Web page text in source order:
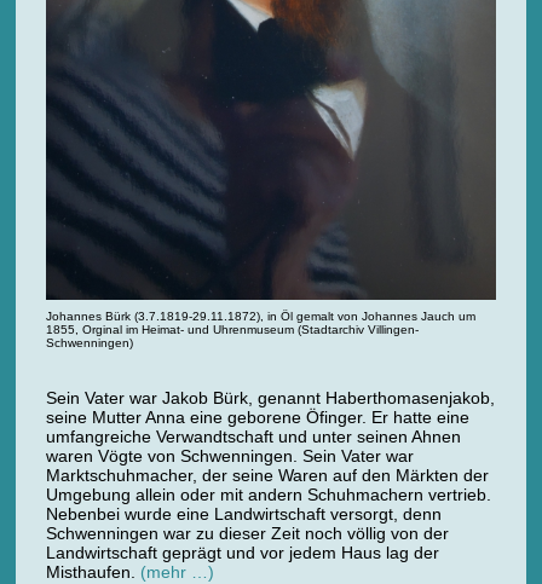
Johannes Bürk (3.7.1819-29.11.1872), in Öl gemalt von Johannes Jauch um
1855, Orginal im Heimat- und Uhrenmuseum (Stadtarchiv Villingen-
Schwenningen)
Sein Vater war Jakob Bürk, genannt Haberthomasenjakob,
seine Mutter Anna eine geborene Öfinger. Er hatte eine
umfangreiche Verwandtschaft und unter seinen Ahnen
waren Vögte von Schwenningen. Sein Vater war
Marktschuhmacher, der seine Waren auf den Märkten der
Umgebung allein oder mit andern Schuhmachern vertrieb.
Nebenbei wurde eine Landwirtschaft versorgt, denn
Schwenningen war zu dieser Zeit noch völlig von der
Landwirtschaft geprägt und vor jedem Haus lag der
Misthaufen. (mehr …)